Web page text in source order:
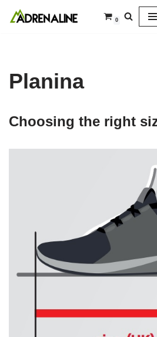
0
Planina
Choosing the right